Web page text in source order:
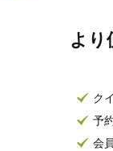
より
ク
予
会